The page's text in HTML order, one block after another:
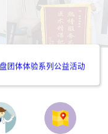
患也是安全隐患”讲座”
团体体验系列公益活动